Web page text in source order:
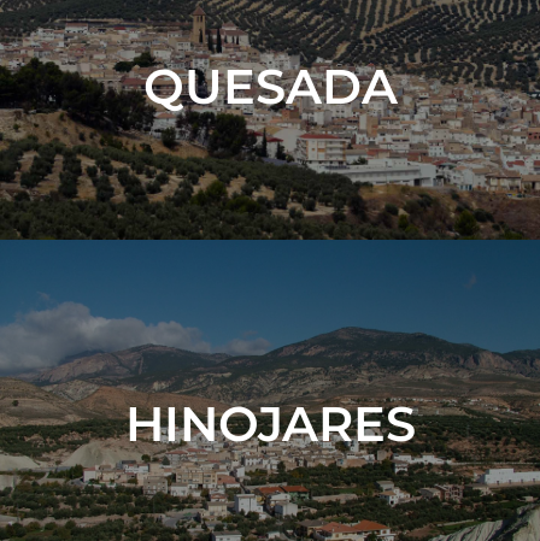
QUESADA
VER MÁS
HINOJARES
VER MÁS